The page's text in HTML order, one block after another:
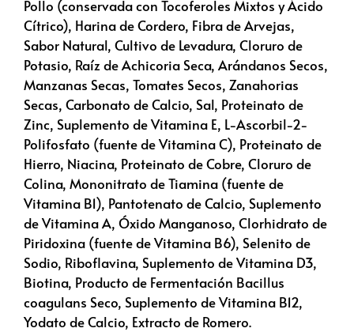
Pollo (conservada con Tocoferoles Mixtos y Ácido
Cítrico), Harina de Cordero, Fibra de Arvejas,
Sabor Natural, Cultivo de Levadura, Cloruro de
Potasio, Raíz de Achicoria Seca, Arándanos Secos,
Manzanas Secas, Tomates Secos, Zanahorias
Secas, Carbonato de Calcio, Sal, Proteinato de
Zinc, Suplemento de Vitamina E, L-Ascorbil-2-
Polifosfato (fuente de Vitamina C), Proteinato de
Hierro, Niacina, Proteinato de Cobre, Cloruro de
Colina, Mononitrato de Tiamina (fuente de
Vitamina B1), Pantotenato de Calcio, Suplemento
de Vitamina A, Óxido Manganoso, Clorhidrato de
Piridoxina (fuente de Vitamina B6), Selenito de
Sodio, Riboflavina, Suplemento de Vitamina D3,
Biotina, Producto de Fermentación Bacillus
coagulans Seco, Suplemento de Vitamina B12,
Yodato de Calcio, Extracto de Romero.